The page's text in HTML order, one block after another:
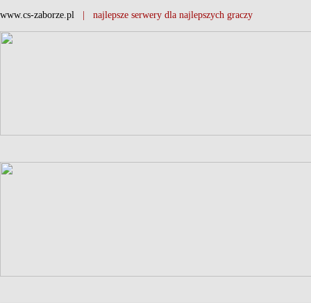
www.cs-zaborze.pl | najlepsze serwery dla najlepszych graczy